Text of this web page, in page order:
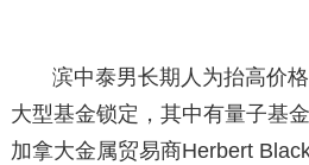
滨中泰男长期人为抬高价
大型基金锁定，其中有量子基
加拿大金属贸易商Herbert